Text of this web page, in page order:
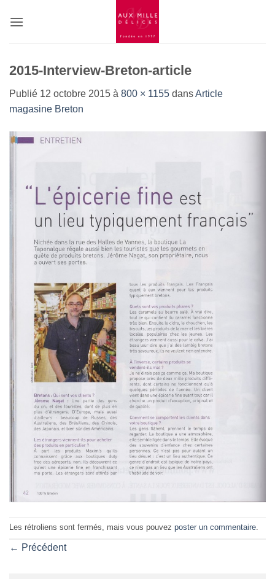
2015-Interview-Breton-article
Publié 12 octobre 2015 à 800 × 1155 dansArticle
magasine Breton
Les rétroliens sont fermés, mais vous pouvez poster un commentaire.
← Précédent